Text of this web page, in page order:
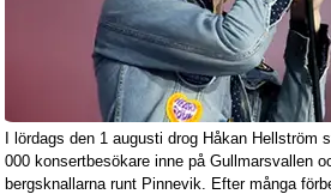
I lördags den 1 augusti drog Håkan Hellström
000 konsertbesökare inne på Gullmarsvallen
bergsknallarna runt Pinnevik. Efter många